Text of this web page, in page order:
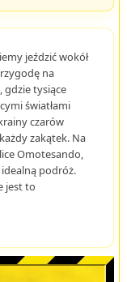
jeździć wokół
na
gdzie tysiące
światłami
czarów
zakątek. Na
Omotesando,
podróż.
jest to